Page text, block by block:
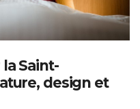
Saint-
design et